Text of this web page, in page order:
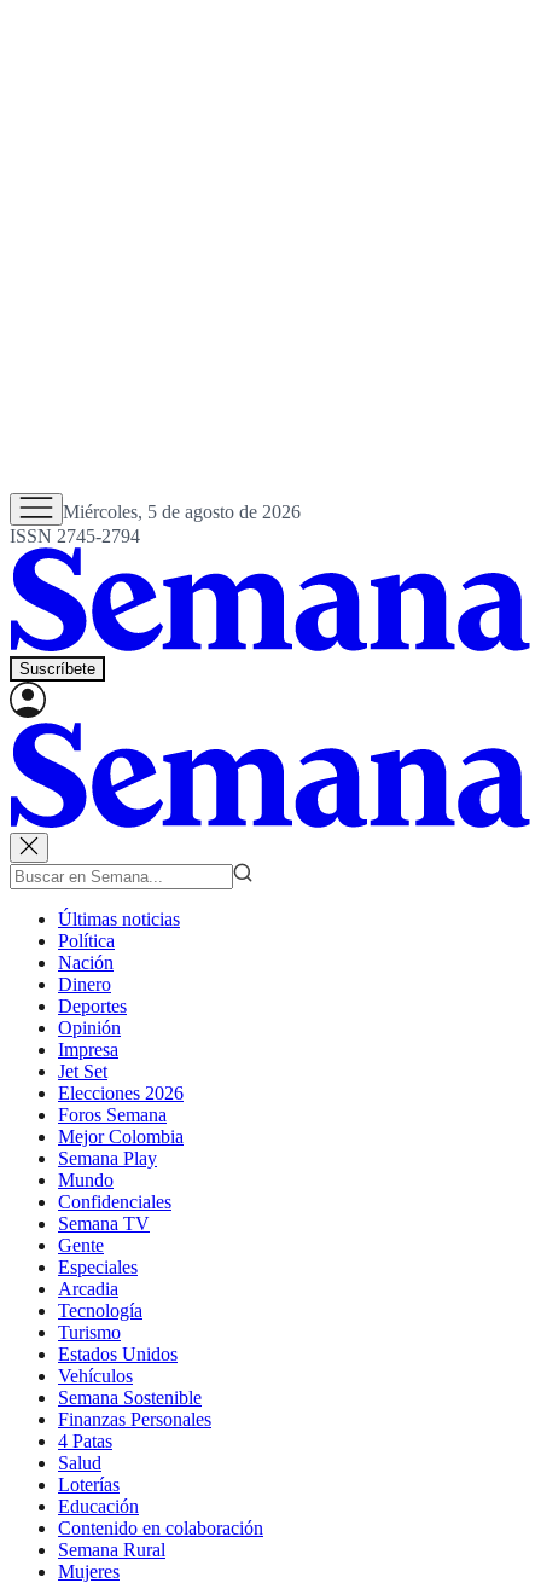
Miércoles, 5 de agosto de 2026
ISSN 2745-2794
Suscríbete
Últimas noticias
Política
Nación
Dinero
Deportes
Opinión
Impresa
Jet Set
Elecciones 2026
Foros Semana
Mejor Colombia
Semana Play
Mundo
Confidenciales
Semana TV
Gente
Especiales
Arcadia
Tecnología
Turismo
Estados Unidos
Vehículos
Semana Sostenible
Finanzas Personales
4 Patas
Salud
Loterías
Educación
Contenido en colaboración
Semana Rural
Mujeres